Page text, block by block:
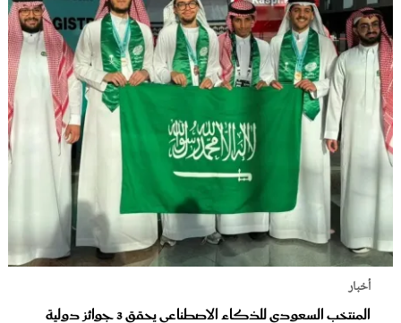
أخبار
المنتخب السعودي للذكاء الاصطناعي يحقق 3 جوائز دولية